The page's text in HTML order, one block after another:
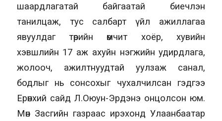
шаардлагатай байгаатай биечлэн
танилцаж, тус салбарт үйл ажиллагаа
явуулдаг төрийн өмчит хоёр, хувийн
хэвшлийн 17 аж ахуйн нэгжийн удирдлага,
жолооч, ажилтнуудтай уулзаж санал,
бодлыг нь сонсохыг чухалчилсан гэдгээ
Ерөнхий сайд Л.Оюун-Эрдэнэ онцолсон юм.
Мөн Засгийн газраас ирэхонд Улаанбаатар